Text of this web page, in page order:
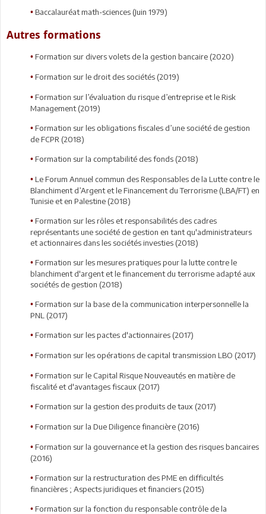
• Baccalauréat math-sciences (Juin 1979)
Autres formations
• Formation sur divers volets de la gestion bancaire (2020)
• Formation sur le droit des sociétés (2019)
• Formation sur l’évaluation du risque d’entreprise et le Risk
Management (2019)
• Formation sur les obligations fiscales d’une société de gestion
de FCPR (2018)
• Formation sur la comptabilité des fonds (2018)
• Le Forum Annuel commun des Responsables de la Lutte contre le
Blanchiment d’Argent et le Financement du Terrorisme (LBA/FT) en
Tunisie et en Palestine (2018)
• Formation sur les rôles et responsabilités des cadres
représentants une société de gestion en tant qu'administrateurs
et actionnaires dans les sociétés investies (2018)
• Formation sur les mesures pratiques pour la lutte contre le
blanchiment d'argent et le financement du terrorisme adapté aux
sociétés de gestion (2018)
• Formation sur la base de la communication interpersonnelle la
PNL (2017)
• Formation sur les pactes d'actionnaires (2017)
• Formation sur les opérations de capital transmission LBO (2017)
• Formation sur le Capital Risque Nouveautés en matière de
fiscalité et d'avantages fiscaux (2017)
• Formation sur la gestion des produits de taux (2017)
• Formation sur la Due Diligence financière (2016)
• Formation sur la gouvernance et la gestion des risques bancaires
(2016)
• Formation sur la restructuration des PME en difficultés
financières ; Aspects juridiques et financiers (2015)
• Formation sur la fonction du responsable contrôle de la